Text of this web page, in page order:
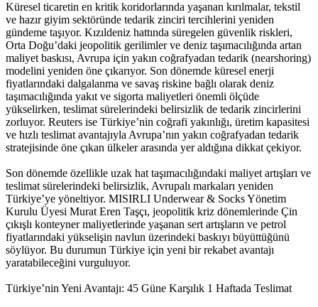
Küresel ticaretin en kritik koridorlarında yaşanan kırılmalar, tekstil
ve hazır giyim sektöründe tedarik zinciri tercihlerini yeniden
gündeme taşıyor. Kızıldeniz hattında süregelen güvenlik riskleri,
Orta Doğu’daki jeopolitik gerilimler ve deniz taşımacılığında artan
maliyet baskısı, Avrupa için yakın coğrafyadan tedarik (nearshoring)
modelini yeniden öne çıkarıyor. Son dönemde küresel enerji
fiyatlarındaki dalgalanma ve savaş riskine bağlı olarak deniz
taşımacılığında yakıt ve sigorta maliyetleri önemli ölçüde
yükselirken, teslimat sürelerindeki belirsizlik de tedarik zincirlerini
zorluyor. Reuters ise Türkiye’nin coğrafi yakınlığı, üretim kapasitesi
ve hızlı teslimat avantajıyla Avrupa’nın yakın coğrafyadan tedarik
stratejisinde öne çıkan ülkeler arasında yer aldığına dikkat çekiyor.
Son dönemde özellikle uzak hat taşımacılığındaki maliyet artışları ve
teslimat sürelerindeki belirsizlik, Avrupalı markaları yeniden
Türkiye’ye yöneltiyor. MISIRLI Underwear & Socks Yönetim
Kurulu Üyesi Murat Eren Taşçı, jeopolitik kriz dönemlerinde Çin
çıkışlı konteyner maliyetlerinde yaşanan sert artışların ve petrol
fiyatlarındaki yükselişin navlun üzerindeki baskıyı büyüttüğünü
söylüyor. Bu durumun Türkiye için yeni bir rekabet avantajı
yaratabileceğini vurguluyor.
Türkiye’nin Yeni Avantajı: 45 Güne Karşılık 1 Haftada Teslimat